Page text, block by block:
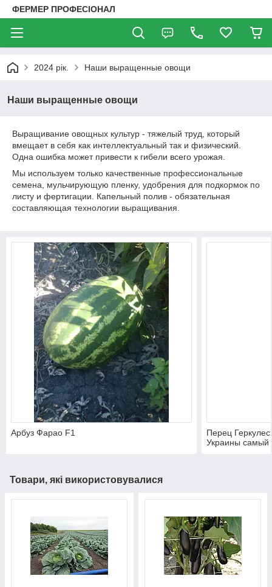
ФЕРМЕР ПРОФЕСІОНАЛ
2024 рік. Наши выращенные овощи
Наши выращенные овощи
Выращивание овощных культур - тяжелый труд, который
вмещает в себя как интеллектуальный так и физический.
Одна ошибка может привести к гибели всего урожая.
Мы используем только качественные профессиональные
семена, мульчирующую пленку, удобрения для подкормок по
листу и фертигации. Капельный полив - обязательная
составляющая технологии выращивания.
Арбуз Фарао F1
Перец
Украины самый
Товари, які використовувалися